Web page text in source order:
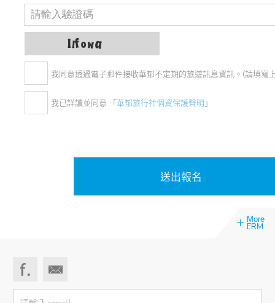
我同意透過電子郵件接收華郁不定期的旅遊訊息資訊。(請填寫
我已詳讀並同意 「華郁旅行社個資保護聲明 」
More
ERM